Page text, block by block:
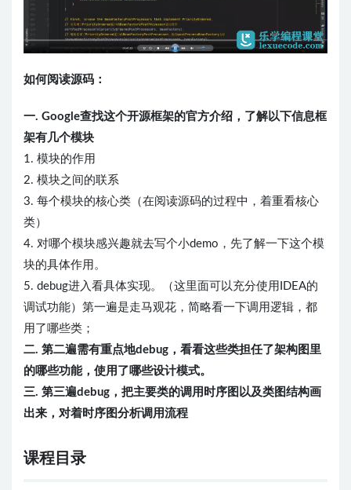
如何阅读源码：
一. Google查找这个开源框架的官方介绍，了解以下信息框
架有几个模块
1. 模块的作用
2. 模块之间的联系
3. 每个模块的核心类（在阅读源码的过程中，着重看核心
类）
4. 对哪个模块感兴趣就去写个小demo，先了解一下这个模
块的具体作用。
5. debug进入看具体实现。（这里面可以充分使用IDEA的
调试功能）第一遍是走马观花，简略看一下调用逻辑，都
用了哪些类；
二. 第二遍需有重点地debug，看看这些类担任了架构图里
的哪些功能，使用了哪些设计模式。
三. 第三遍debug，把主要类的调用时序图以及类图结构画
出来，对着时序图分析调用流程
课程目录